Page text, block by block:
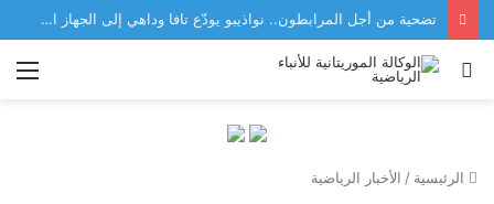
تضحية من أجل المرابطون.. نواذيبو يودّع تافا وداهي إلى الجهاز الفني للمنتخب
بحث
الرئيسية / الأخبار الرياضية